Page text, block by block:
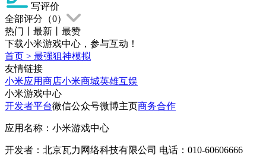
写评价
全部评分（0）
热门
最新
最赞
下载小米游戏中心，参与互动！
首页 > 最强狙神模拟
友情链接
小米应用商店小米商城英雄互娱
小米游戏中心
开发者平台微信公众号微博主页商务合作
应用名称：小米游戏中心
开发者：北京瓦力网络科技有限公司 电话：010-60606666